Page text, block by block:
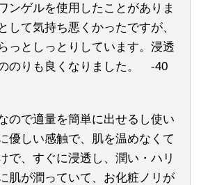
ンゲルを使用したことがありま
して気持ち悪くかったですが、
っとしっとりしています。浸透
のりも良くなりました。 -40
ので適量を簡単に出せるし使い
優しい感触で、肌を温めなくて
で、すぐに浸透し、潤い・ハリ
肌が潤っていて、お化粧ノリが